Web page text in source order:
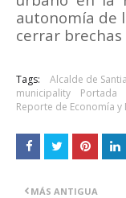
autonomía de
cerrar
Tags: Alcalde de
municipality
Portada
Reporte de Economía
MÁS ANTIGUA